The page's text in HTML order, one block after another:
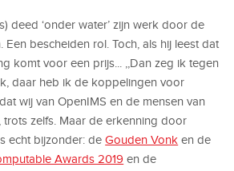
deed ‘onder water’ zijn werk door de
bescheiden rol. Toch, als hij leest dat
komt voor een prijs... ,,Dan zeg ik tegen
daar heb ik de koppelingen voor
wij van OpenIMS en de mensen van
trots zelfs. Maar de erkenning door
echt bijzonder: deGouden Vonk en de
Awards 2019 en de